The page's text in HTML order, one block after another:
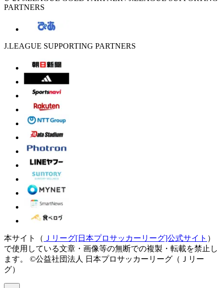
PARTNERS
J.LEAGUE SUPPORTING PARTNERS
本サイト（ Ｊリーグ[日本プロサッカーリーグ]公式サイト ）
で使用している文章・画像等の無断での複製・転載を禁止し
ます。
©公益社団法人 日本プロサッカーリーグ（Ｊリー
グ）